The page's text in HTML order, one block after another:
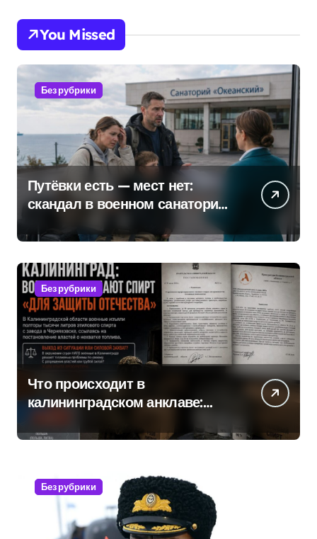
You Missed
Без рубрики
Путёвки есть — мест нет:
скандал в военном санатории
Без рубрики
Что происходит в
калининградском анклаве:
защиты Отечества»
Без рубрики